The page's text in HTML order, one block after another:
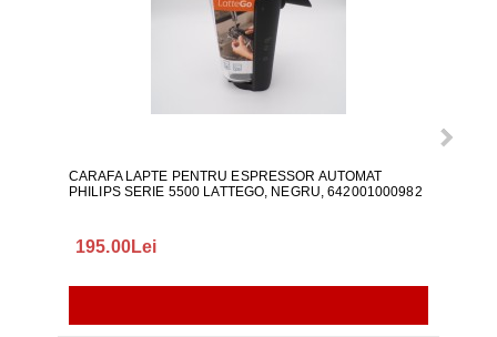
CARAFA LAPTE PENTRU ESPRESSOR AUTOMAT
PHILIPS SERIE 5500 LATTEGO, NEGRU, 642001000982
195.00Lei